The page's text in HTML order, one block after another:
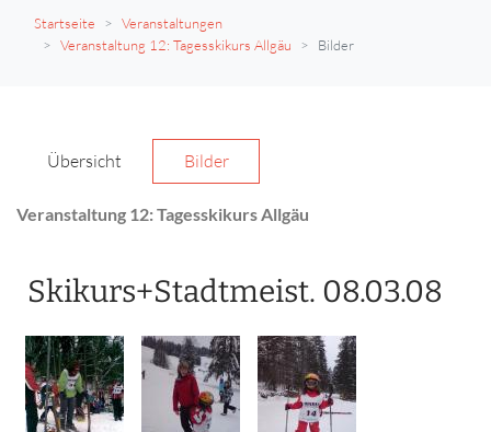
Startseite
Veranstaltungen
Veranstaltung 12: Tagesskikurs Allgäu
Bilder
Übersicht Bilder
Veranstaltung 12: Tagesskikurs Allgäu
Skikurs+Stadtmeist. 08.03.08